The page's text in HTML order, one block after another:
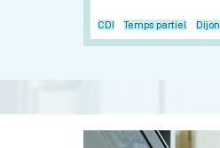
CDI Temps partiel Dijon